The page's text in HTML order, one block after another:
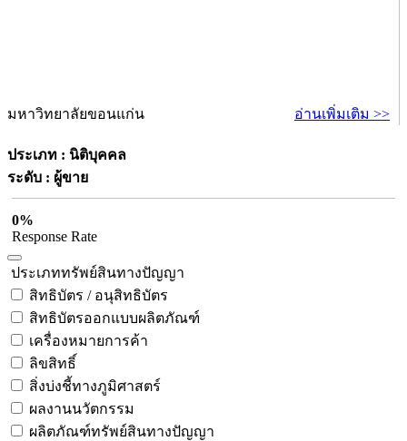
มหาวิทยาลัยขอนแก่น อ่านเพิ่มเติม >>
ประเภท : นิติบุคคล
ระดับ : ผู้ขาย
0%
Response Rate
ประเภททรัพย์สินทางปัญญา
สิทธิบัตร / อนุสิทธิบัตร
สิทธิบัตรออกแบบผลิตภัณฑ์
เครื่องหมายการค้า
ลิขสิทธิ์
สิ่งบ่งชี้ทางภูมิศาสตร์
ผลงานนวัตกรรม
ผลิตภัณฑ์ทรัพย์สินทางปัญญา